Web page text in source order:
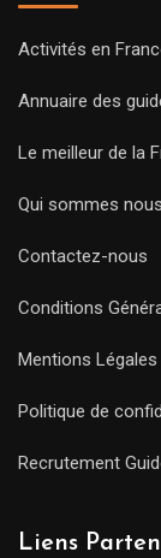
Activités en
Annuaire des
Le meilleur de la
Qui sommes
Contactez-nous
Conditions
Mentions Légales
Politique de
Recrutement
Liens